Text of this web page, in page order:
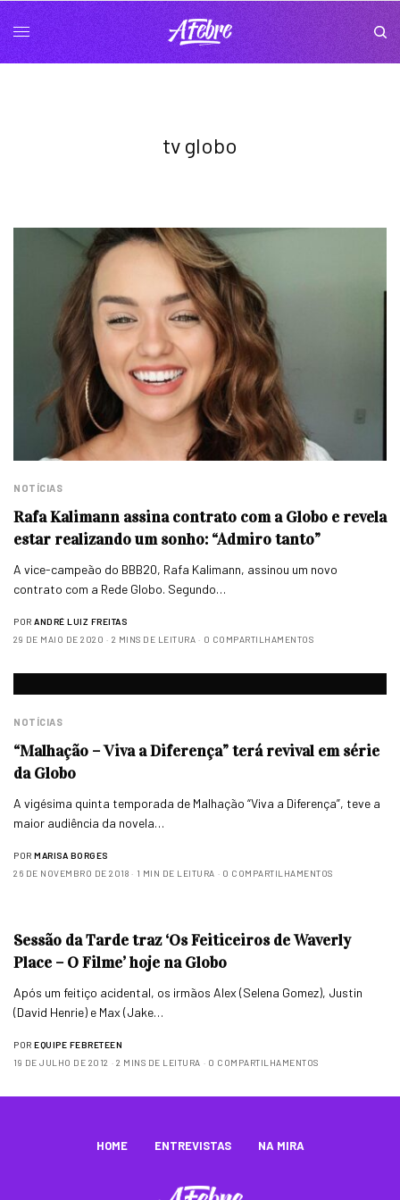
tv globo
NOTÍCIAS
Rafa Kalimann assina contrato com a Globo e revela
estar realizando um sonho: “Admiro tanto”
A vice-campeão do BBB20, Rafa Kalimann, assinou um novo
contrato com a Rede Globo. Segundo…
POR ANDRÉ LUIZ FREITAS
29 DE MAIO DE 2020
2 MINS DE LEITURA 0 COMPARTILHAMENTOS
NOTÍCIAS
“Malhação – Viva a Diferença” terá revival em série
da Globo
A vigésima quinta temporada de Malhação “Viva a Diferença”, teve a
maior audiência da novela…
POR MARISA BORGES
26 DE NOVEMBRO DE 2018
1 MIN DE LEITURA 0 COMPARTILHAMENTOS
Sessão da Tarde traz ‘Os Feiticeiros de Waverly
Place – O Filme’ hoje na Globo
Após um feitiço acidental, os irmãos Alex (Selena Gomez), Justin
(David Henrie) e Max (Jake…
POR EQUIPE FEBRETEEN
19 DE JULHO DE 2012
2 MINS DE LEITURA 0 COMPARTILHAMENTOS
HOME ENTREVISTAS NA MIRA